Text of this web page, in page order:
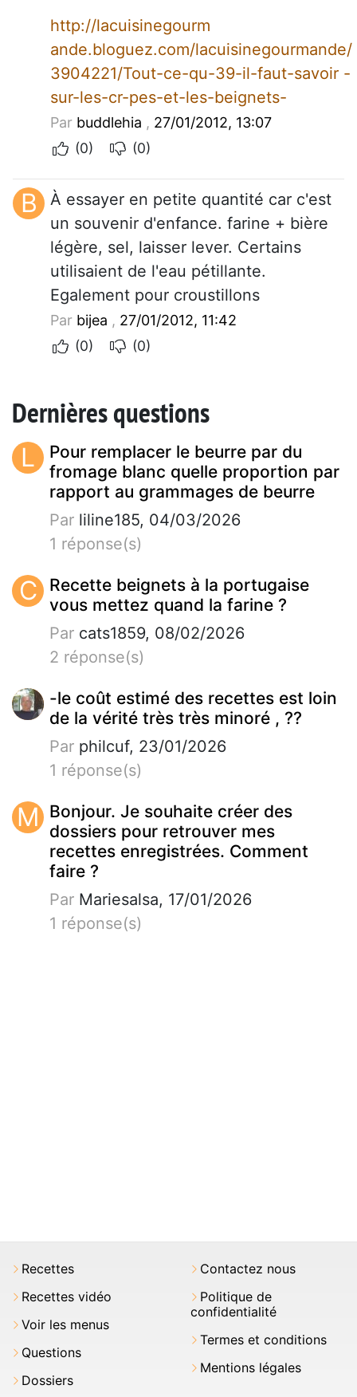
http://lacuisinegourm
ande.bloguez.com/lacuisinegourmande/
3904221/Tout-ce-qu-39-il-faut-savoir -
sur-les-cr-pes-et-les-beignets-
Par buddlehia , 27/01/2012, 13:07
(0)
(0)
B
À essayer en petite quantité car c'est
un souvenir d'enfance. farine + bière
légère, sel, laisser lever. Certains
utilisaient de l'eau pétillante.
Egalement pour croustillons
Par bijea , 27/01/2012, 11:42
(0)
(0)
Dernières questions
L
Pour remplacer le beurre par du
fromage blanc quelle proportion par
rapport au grammages de beurre
Par liline185, 04/03/2026
1 réponse(s)
C
Recette beignets à la portugaise
vous mettez quand la farine ?
Par cats1859, 08/02/2026
2 réponse(s)
-le coût estimé des recettes est loin
de la vérité très très minoré , ??
Par philcuf, 23/01/2026
1 réponse(s)
M Bonjour. Je souhaite créer des
dossiers pour retrouver mes
recettes enregistrées. Comment
faire ?
Par Mariesalsa, 17/01/2026
1 réponse(s)
Recettes
Recettes vidéo
Voir les menus
Questions
Dossiers
Contactez nous
Politique de
confidentialité
Termes et conditions
Mentions légales